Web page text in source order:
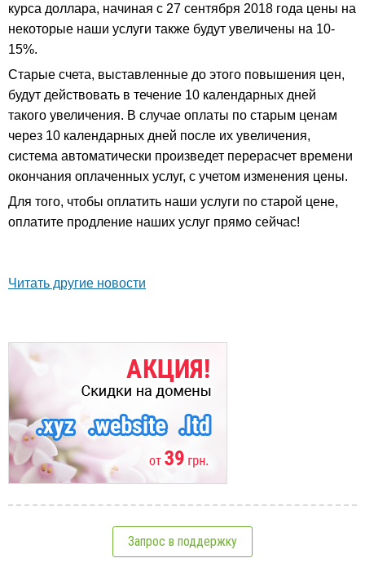
курса доллара, начиная с 27 сентября 2018 года цены на
некоторые наши услуги также будут увеличены на 10-
15%.
Старые счета, выставленные до этого повышения цен,
будут действовать в течение 10 календарных дней
такого увеличения. В случае оплаты по старым ценам
через 10 календарных дней после их увеличения,
система автоматически произведет перерасчет времени
окончания оплаченных услуг, с учетом изменения цены.
Для того, чтобы оплатить наши услуги по старой цене,
оплатите продление наших услуг прямо сейчас!
Читать другие новости
Запрос в поддержку